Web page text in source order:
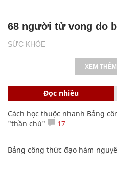
SỨC KHỎE
68 người tử vong do
XEM
Đọc nhiều
Cách học thuộc nhanh Bảng
"thần chú"
17
Bảng công thức đạo hàm